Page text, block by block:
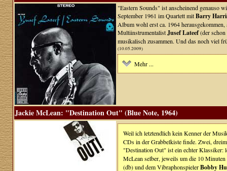
"Eastern Sounds" ist anscheinend genauso
September 1961 im Quartett mitBarry
Album wohl erst ca. 1964
MultiinstrumentalistJusef Lateef(der
musikalisch zusammen. Und das noch viel
(10.05.2009)
Mehr ...
Jackie McLean: "Destination Out" (Blue Note, 1964)
Weil ich letztendlich kein Kenner der
CDs in der Grabbelkiste finde. Zwei,
"Destination Out" ist ein echter
McLean selber, jeweils um die 10
(db) und dem VibraphonspielerBobby